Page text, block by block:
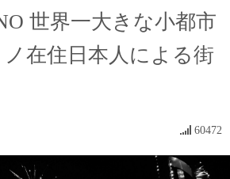
世界一大きな小都市
在住日本人による街
60472